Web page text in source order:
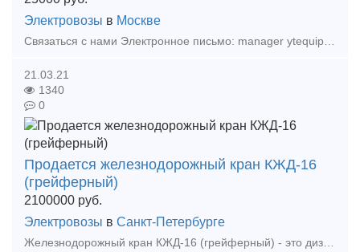
Электровозы в Москве
21.03.21
1340
0
Продается железнодорожный кран КЖД-16
(грейферный)
2100000 руб.
Электровозы в Санкт-Петербурге